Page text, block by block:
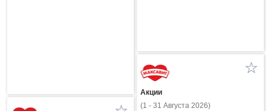
Акции
(1 - 31 Августа 2026)